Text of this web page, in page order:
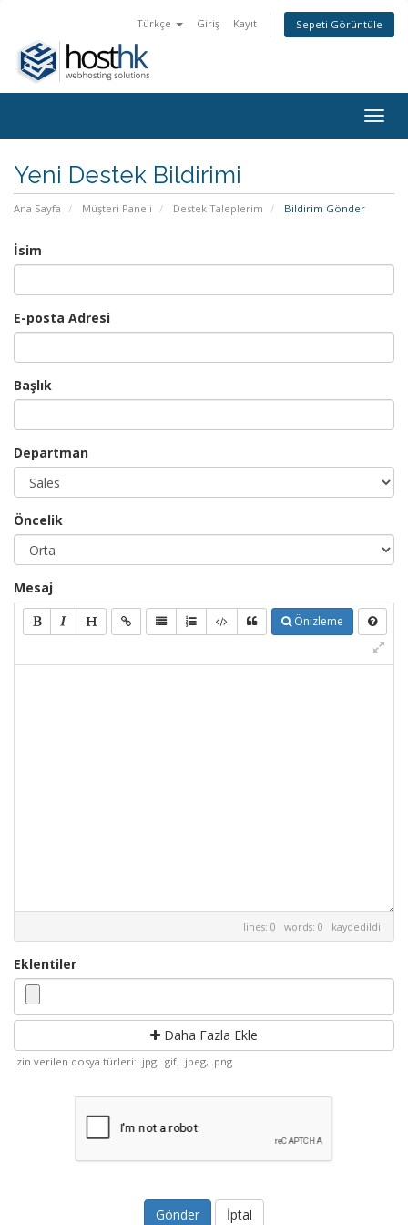
Türkçe Giriş Kayıt Sepeti Görüntüle
Yeni Destek Bildirimi
Ana Sayfa Müşteri Paneli Destek Taleplerim Bildirim Gönder
İsim
E-posta Adresi
Başlık
Departman
Öncelik
Mesaj
Önizleme
lines: 0 words: 0 kaydedildi
Eklentiler
Daha Fazla Ekle
İzin verilen dosya türleri: .jpg, .gif, .jpeg, .png
İptal